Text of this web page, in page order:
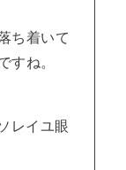
ち着いて
すね。